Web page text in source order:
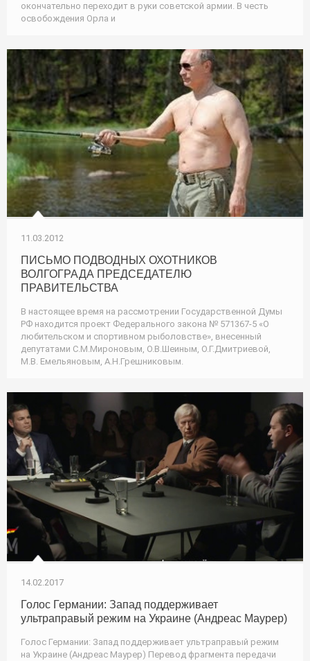
окончательно переходит в руки советской армии. В честь
освобождения Орла и
11.03.2012
ПИСЬМО ПОДВОДНЫХ ОХОТНИКОВ
ВОЛГОГРАДА ПРЕДСЕДАТЕЛЮ
ПРАВИТЕЛЬСТВА
В настоящее время на рассмотрении Государственной Думы
РФ находится проект Федерального закона № 571367-5 «О
любительском и спортивном рыболовстве», внесенный
депутатами С.М.Мироновым, О.В.Шеиным, О.Г.Дмитриевой,
М.В. Емельяновым, А.Н.Грешниковым.
14.02.2017
Голос Германии: Запад поддерживает
ультраправый режим на Украине (Андреас Маурер)
Голос Германии: Запад поддерживает ультраправый режим
на Украине (Андреас Маурер) Перевод фрагмента передачи